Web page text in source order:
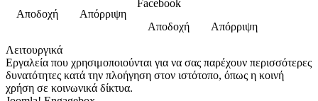
Αποδοχή
Απόρριψη
Facebook
Αποδοχή
Απόρριψη
Λειτουργικά
Εργαλεία που χρησιμοποιούνται για να σας παρέχουν περισσότερες
δυνατότητες κατά την πλοήγηση στον ιστότοπο, όπως η κοινή
χρήση σε κοινωνικά δίκτυα.